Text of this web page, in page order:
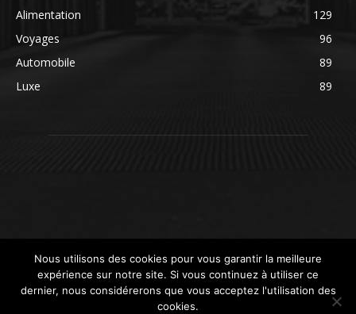
Alimentation
129
Voyages
96
Automobile
89
Luxe
89
Nous utilisons des cookies pour vous garantir la meilleure
expérience sur notre site. Si vous continuez à utiliser ce
dernier, nous considérerons que vous acceptez l'utilisation des
cookies.